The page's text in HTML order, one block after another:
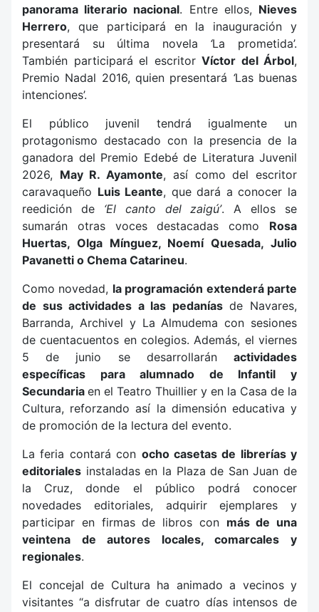
panorama literario nacional. Entre ellos, Nieves
Herrero, que participará en la inauguración y
presentará su última novela ‘La prometida’.
También participará el escritor Víctor del Árbol,
Premio Nadal 2016, quien presentará ‘Las buenas
intenciones’.
El público juvenil tendrá igualmente un
protagonismo destacado con la presencia de la
ganadora del Premio Edebé de Literatura Juvenil
2026, May R. Ayamonte, así como del escritor
caravaqueño Luis Leante, que dará a conocer la
reedición de ‘El canto del zaigú’. A ellos se
sumarán otras voces destacadas como Rosa
Huertas, Olga Mínguez, Noemí Quesada, Julio
Pavanetti o Chema Catarineu.
Como novedad, la programación extenderá parte
de sus actividades a las pedaníasde Navares,
Barranda, Archivel y La Almudema con sesiones
de cuentacuentos en colegios. Además, el viernes
5 de junio se desarrollarán actividades
específicas para alumnado de Infantil y
Secundaria en el Teatro Thuillier y en la Casa de la
Cultura, reforzando así la dimensión educativa y
de promoción de la lectura del evento.
La feria contará con ocho casetas de librerías y
editoriales instaladas en la Plaza de San Juan de
la Cruz, donde el público podrá conocer
novedades editoriales, adquirir ejemplares y
participar en firmas de libros con más de una
veintena de autores locales, comarcales y
regionales.
El concejal de Cultura ha animado a vecinos y
visitantes “a disfrutar de cuatro días intensos de